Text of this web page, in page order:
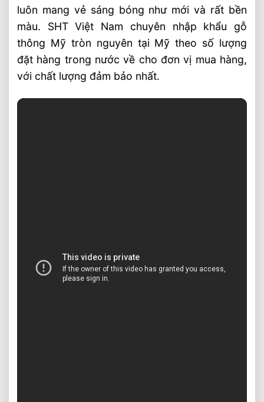
luôn mang vẻ sáng bóng như mới và rất bền
màu. SHT Việt Nam chuyên nhập khẩu gỗ
thông Mỹ tròn nguyên tại Mỹ theo số lượng
đặt hàng trong nước về cho đơn vị mua hàng,
với chất lượng đảm bảo nhất.